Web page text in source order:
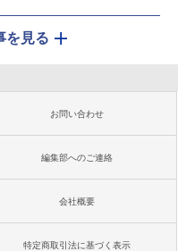
を見る
お問い合わせ
編集部へのご連絡
会社概要
特定商取引法に基づく表示